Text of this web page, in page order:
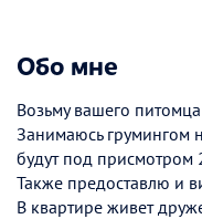
Обо мне
Возьму вашего
Занимаюсь грумингом
будут под присмотром
Также предоставлю и
В квартире живет